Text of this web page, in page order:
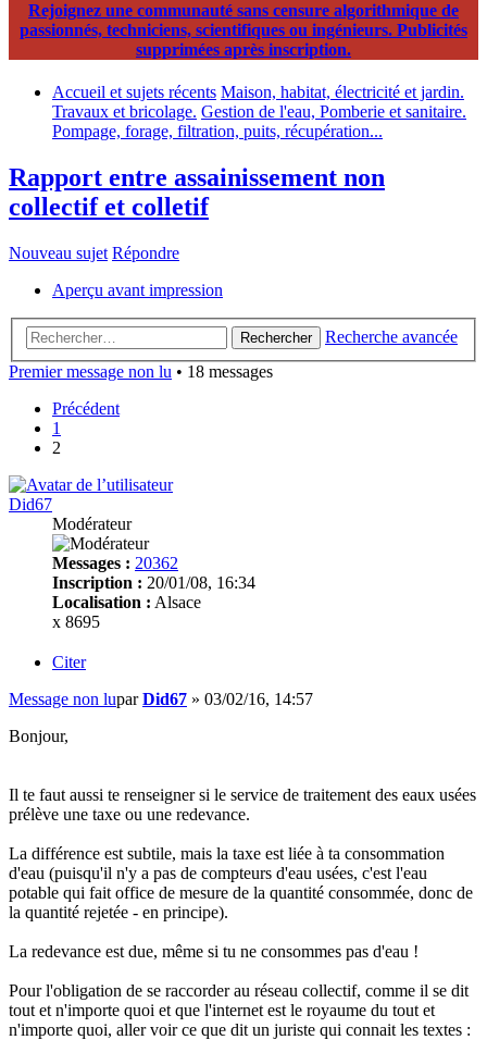
Rejoignez une communauté sans censure algorithmique de
passionnés, techniciens, scientifiques ou ingénieurs. Publicités
supprimées après inscription.
Accueil et sujets récents Maison, habitat, électricité et jardin.
Travaux et bricolage. Gestion de l'eau, Pomberie et sanitaire.
Pompage, forage, filtration, puits, récupération...
Rapport entre assainissement non
collectif et colletif
Nouveau sujet Répondre
Aperçu avant impression
Rechercher
Recherche avancée
Premier message non lu • 18 messages
Précédent
1
2
Did67
Modérateur
Messages : 20362
Inscription : 20/01/08, 16:34
Localisation : Alsace
x 8695
Citer
Message non luparDid67 » 03/02/16, 14:57
Bonjour,
Il te faut aussi te renseigner si le service de traitement des eaux usées
prélève une taxe ou une redevance.
La différence est subtile, mais la taxe est liée à ta consommation
d'eau (puisqu'il n'y a pas de compteurs d'eau usées, c'est l'eau
potable qui fait office de mesure de la quantité consommée, donc de
la quantité rejetée - en principe).
La redevance est due, même si tu ne consommes pas d'eau !
Pour l'obligation de se raccorder au réseau collectif, comme il se dit
tout et n'importe quoi et que l'internet est le royaume du tout et
n'importe quoi, aller voir ce que dit un juriste qui connait les textes :